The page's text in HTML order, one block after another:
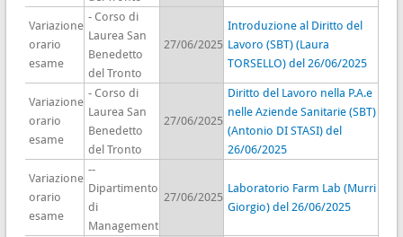
Variazione
orario
esame
- Corso di
Laurea San
Benedetto
del Tronto
27/06/2025
Introduzione al Diritto del
Lavoro (SBT) (Laura
TORSELLO) del 26/06/2025
Variazione
orario
esame
- Corso di
Laurea San
Benedetto
del Tronto
27/06/2025
Diritto del Lavoro nella P.A.e
nelle Aziende Sanitarie (SBT)
(Antonio DI STASI) del
26/06/2025
Variazione
orario
esame
--
Dipartimento
di
Management
27/06/2025
Laboratorio Farm Lab (Murri
Giorgio) del 26/06/2025